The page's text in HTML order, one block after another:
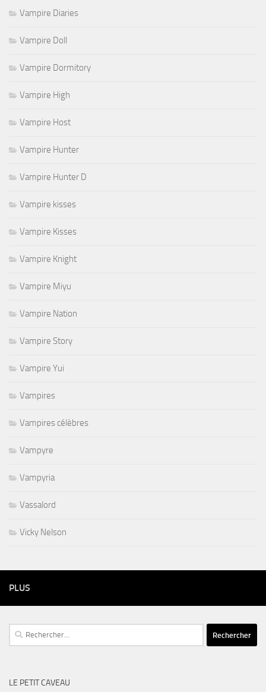
Vampire Diaries
Vampire Doll
Vampire Dormitory
Vampire High
Vampire Host
Vampire Hunter
Vampire Hunter D
Vampire kisses
Vampire Kisses
Vampire Knight
Vampire Miyu
Vampire Nation
Vampire Story
Vampire Yui
Vampires
Vampires célèbres
Vampyre
Vampyria
Vassalord
Vicky Nelson
PLUS
Rechercher :
LE PETIT CAVEAU